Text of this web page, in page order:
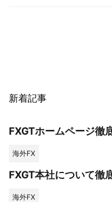
新着記事
FXGTホームページ徹
海外FX
FXGT本社について徹
海外FX